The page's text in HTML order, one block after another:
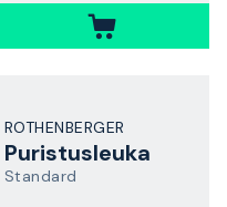
ROTHENBERGER
Puristusleuka
Standard